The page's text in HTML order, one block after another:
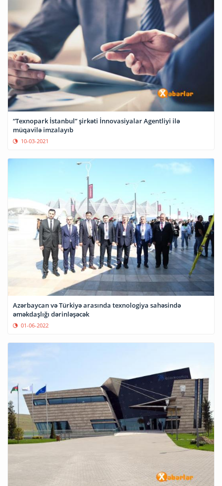
“Texnopark İstanbul” şirkəti İnnovasiyalar Agentliyi ilə
müqavilə imzalayıb
10-03-2021
Azərbaycan və Türkiyə arasında texnologiya sahəsində
əməkdaşlığı dərinləşəcək
01-06-2022